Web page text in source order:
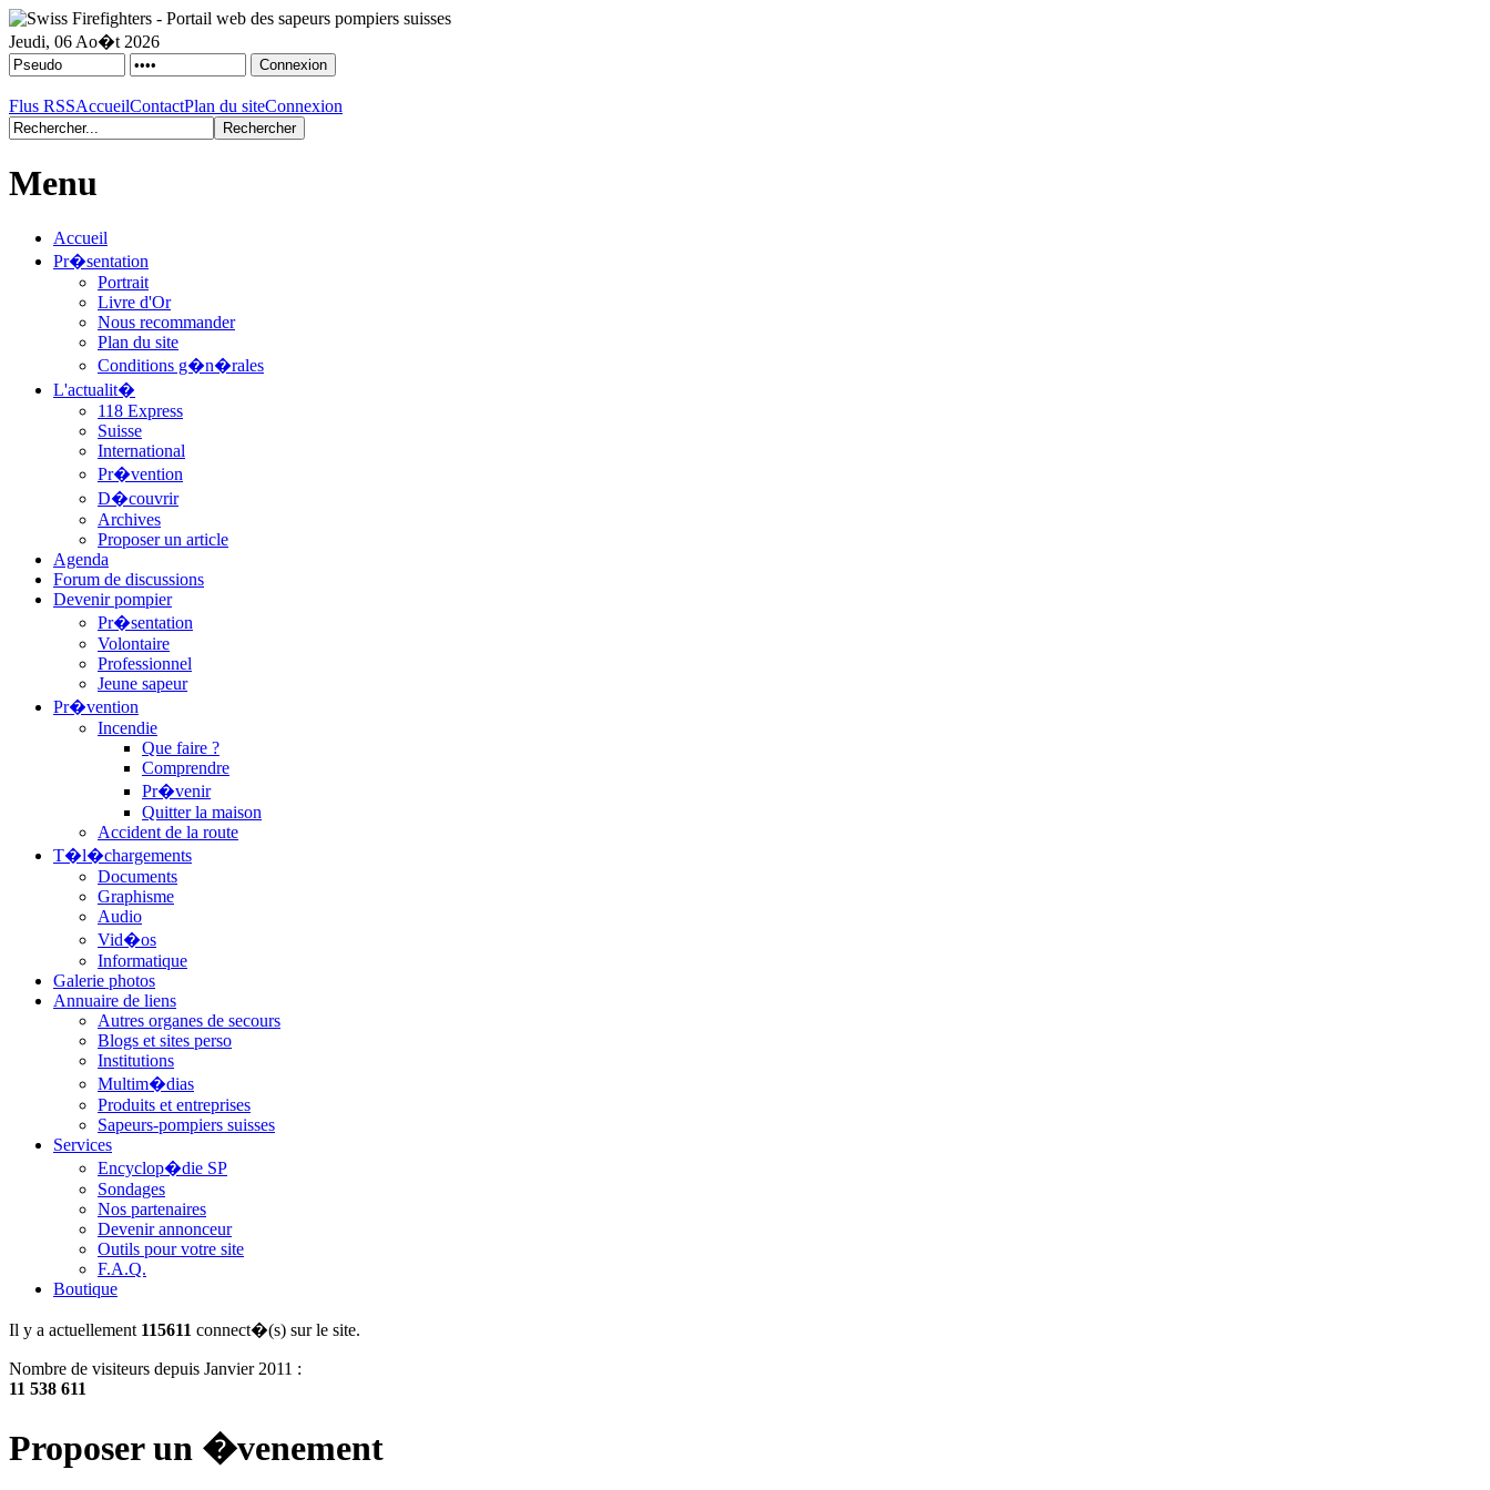
Jeudi, 06 Ao�t 2026
Flus RSSAccueilContactPlan du siteConnexion
Menu
Accueil
Pr�sentation
Portrait
Livre d'Or
Nous recommander
Plan du site
Conditions g�n�rales
L'actualit�
118 Express
Suisse
International
Pr�vention
D�couvrir
Archives
Proposer un article
Agenda
Forum de discussions
Devenir pompier
Pr�sentation
Volontaire
Professionnel
Jeune sapeur
Pr�vention
Incendie
Que faire ?
Comprendre
Pr�venir
Quitter la maison
Accident de la route
T�l�chargements
Documents
Graphisme
Audio
Vid�os
Informatique
Galerie photos
Annuaire de liens
Autres organes de secours
Blogs et sites perso
Institutions
Multim�dias
Produits et entreprises
Sapeurs-pompiers suisses
Services
Encyclop�die SP
Sondages
Nos partenaires
Devenir annonceur
Outils pour votre site
F.A.Q.
Boutique
Il y a actuellement 115611 connect�(s) sur le site.
Nombre de visiteurs depuis Janvier 2011 :
11 538 611
Proposer un �venement